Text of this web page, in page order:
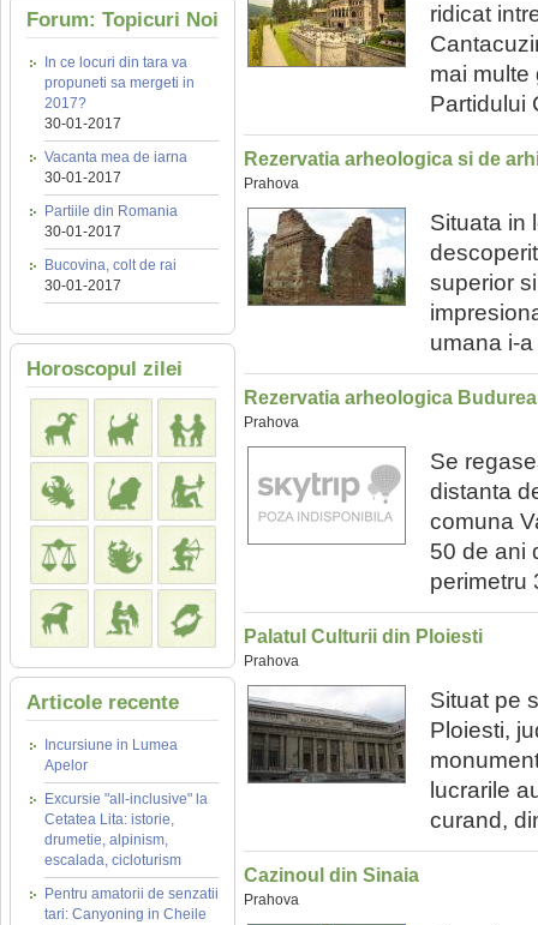
Forum: Topicuri Noi
In ce locuri din tara va
propuneti sa mergeti in
2017?
30-01-2017
Vacanta mea de iarna
30-01-2017
Partiile din Romania
30-01-2017
Bucovina, colt de rai
30-01-2017
Horoscopul zilei
Articole recente
Incursiune in Lumea
Apelor
Excursie "all-inclusive" la
Cetatea Lita: istorie,
drumetie, alpinism,
escalada, cicloturism
Pentru amatorii de senzatii
tari: Canyoning in Cheile
ridicat
mai multe
Partidului
Rezervatia arheologica si de
Prahova
Situata in
superior
umana i-
Rezervatia arheologica
Prahova
Se
distanta
comuna
50 de ani
perimetru
Palatul Culturii din Ploiesti
Prahova
Situat pe
Ploiesti,
lucrarile
curand,
Cazinoul din Sinaia
Prahova